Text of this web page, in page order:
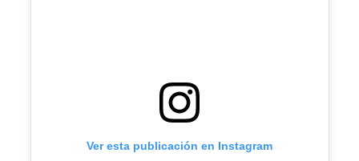
Ver esta publicación en Instagram